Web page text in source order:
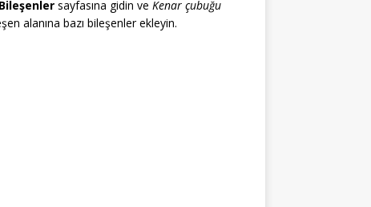
sayfasına gidin ve Kenar çubuğu
alanına bazı bileşenler ekleyin.